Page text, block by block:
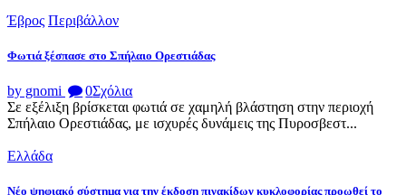
Έβρος Περιβάλλον
Φωτιά ξέσπασε στο Σπήλαιο Ορεστιάδας
by gnomi 0Σχόλια
Σε εξέλιξη βρίσκεται φωτιά σε χαμηλή βλάστηση στην περιοχή
Σπήλαιο Ορεστιάδας, με ισχυρές δυνάμεις της Πυροσβεστ...
Ελλάδα
Νέο ψηφιακό σύστημα για την έκδοση πινακίδων κυκλοφορίας προωθεί το